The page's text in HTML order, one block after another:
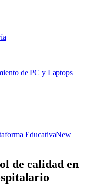
de PC y Laptops
EducativaNew
de calidad en